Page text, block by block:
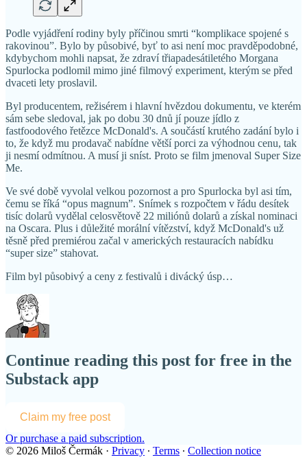
Podle vyjádření rodiny byly příčinou smrti “komplikace spojené s
rakovinou”. Bylo by působivé, byť to asi není moc pravděpodobné,
kdybychom mohli napsat, že zdraví třiapadesátiletého Morgana
Spurlocka podlomil mimo jiné filmový experiment, kterým se před
dvaceti lety proslavil.
Byl producentem, režisérem i hlavní hvězdou dokumentu, ve kterém
sám sebe sledoval, jak po dobu 30 dnů jí pouze jídlo z
fastfoodového řetězce McDonald's. A součástí krutého zadání bylo i
to, že když mu prodavač nabídne větší porci za výhodnou cenu, tak
ji nesmí odmítnou. A musí ji sníst. Proto se film jmenoval Super Size
Me.
Ve své době vyvolal velkou pozornost a pro Spurlocka byl asi tím,
čemu se říká “opus magnum”. Snímek s rozpočtem v řádu desítek
tisíc dolarů vydělal celosvětově 22 miliónů dolarů a získal nominaci
na Oscara. Plus i důležité morální vítězství, když McDonald's už
těsně před premiérou začal v amerických restauracích nabídku
“super size” stahovat.
Film byl působivý a ceny z festivalů i divácký úsp…
Continue reading this post for free in the
Substack app
Claim my free post
Or purchase a paid subscription.
© 2026 Miloš Čermák · Privacy ∙ Terms ∙ Collection notice